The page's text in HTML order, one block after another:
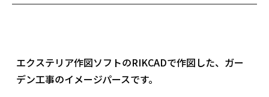
料金案内
社員ブログ
採用情報
エクステリア作図ソフトのRIKCADで作図した、ガー
デン工事のイメージパースです。